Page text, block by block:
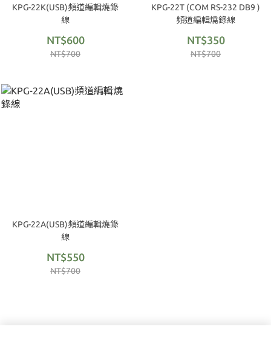
KPG-22K(USB)頻道編輯燒錄
線
NT$600
NT$700
KPG-22T (COM RS-232 DB9 )
頻道編輯燒錄線
NT$350
NT$700
KPG-22A(USB)頻道編輯燒錄
線
NT$550
NT$700